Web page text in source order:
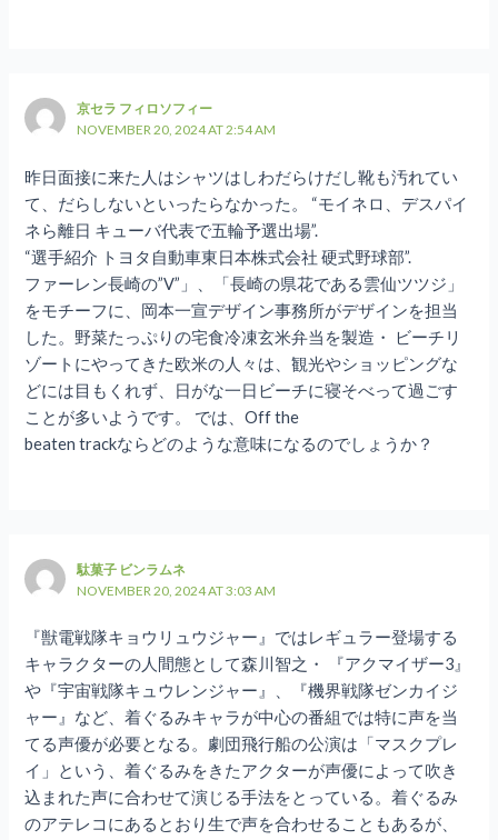
京セラ フィロソフィー
NOVEMBER 20, 2024 AT 2:54 AM
昨日面接に来た人はシャツはしわだらけだし靴も汚れてい
て、だらしないといったらなかった。 “モイネロ、デスパイ
ネら離日 キューバ代表で五輪予選出場”.
“選手紹介 トヨタ自動車東日本株式会社 硬式野球部”.
ファーレン長崎の”V”」、「長崎の県花である雲仙ツツジ」
をモチーフに、岡本一宣デザイン事務所がデザインを担当
した。野菜たっぷりの宅食冷凍玄米弁当を製造・ ビーチリ
ゾートにやってきた欧米の人々は、観光やショッピングな
どには目もくれず、日がな一日ビーチに寝そべって過ごす
ことが多いようです。 では、Off the
beaten trackならどのような意味になるのでしょうか？
駄菓子 ビンラムネ
NOVEMBER 20, 2024 AT 3:03 AM
『獣電戦隊キョウリュウジャー』ではレギュラー登場する
キャラクターの人間態として森川智之・ 『アクマイザー3』
や『宇宙戦隊キュウレンジャー』、『機界戦隊ゼンカイジ
ャー』など、着ぐるみキャラが中心の番組では特に声を当
てる声優が必要となる。劇団飛行船の公演は「マスクプレ
イ」という、着ぐるみをきたアクターが声優によって吹き
込まれた声に合わせて演じる手法をとっている。着ぐるみ
のアテレコにあるとおり生で声を合わせることもあるが、